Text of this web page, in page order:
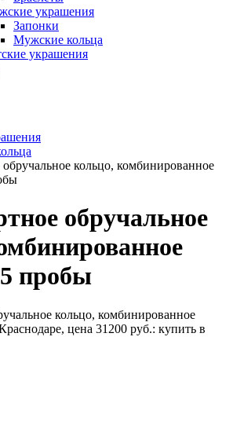
украшения
Запонки
Мужские кольца
украшения
кольцо, комбинированное
обручальное
пробы